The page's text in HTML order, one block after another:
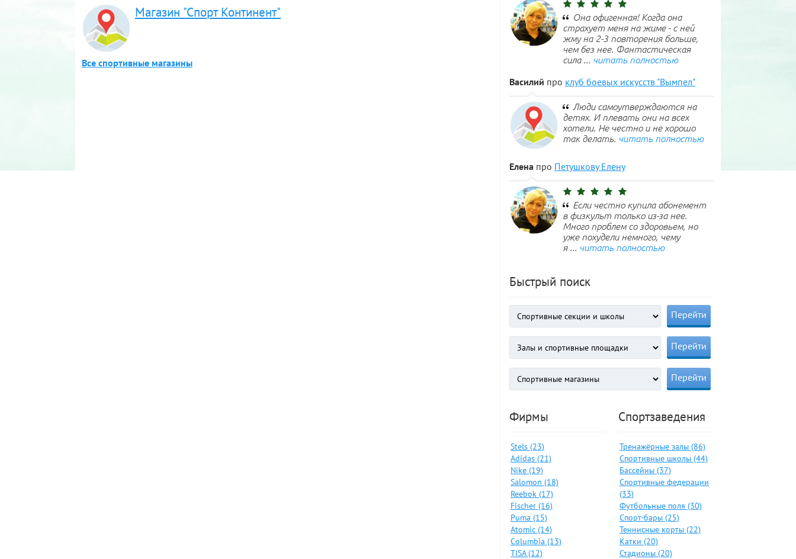
Магазин "Спорт Континент"
Все спортивные магазины
Она офигенная! Когда она
страхует меня на жиме - с ней
жму на 2-3 повторения больше,
чем без нее. Фантастическая
сила ... читать полностью
Василий про клуб боевых искусств "Вымпел"
Люди самоутверждаются на
детях. И плевать они на всех
хотели. Не честно и не хорошо
так делать. читать полностью
Елена про Петушкову Елену
Если честно купила абонемент
в физкульт только из-за нее.
Много проблем со здоровьем, но
уже похудели немного, чему
я ... читать полностью
Быстрый поиск
Фирмы
Stels (23)
Adidas (21)
Nike (19)
Salomon (18)
Reebok (17)
Fischer (16)
Puma (15)
Atomic (14)
Columbia (13)
TISA (12)
Спортзаведения
Тренажёрные залы (86)
Спортивные школы (44)
Бассейны (37)
Спортивные федерации
(33)
Футбольные поля (30)
Спорт-бары (25)
Теннисные корты (22)
Катки (20)
Стадионы (20)